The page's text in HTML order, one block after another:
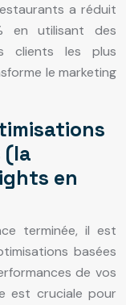
a réduit
en utilisant des
clients les plus
le marketing
(la
en
terminée, il est
basées
de vos
est cruciale pour